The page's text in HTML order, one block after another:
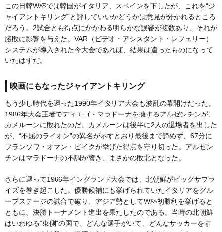
この日韓W杯では韓国がイタリア、スペインを下したが、これを“ジ
ャイアントキリング”と評していいかどうかは意見が分かれるところ
だろう。2試合とも得点にかかわる明らかな誤審が複数あり、それが
勝敗に影響を与えた。VAR（ビデオ・アシスタント・レフェリー）
システムが導入された今大会であれば、結果は違ったものになって
いたはずだ。
映画にもなったジャイアントキリング
もう少し時代を遡った1990年イタリア大会も波乱の幕開けだった。
1986年大会王者でディエゴ・マラドーナを擁するアルゼンチンが、
カメルーンに敗れたのだ。カメルーンは後半に2人の退場者を出した
が、“不屈のライオン”の異名が示すとおり最後まで諦めず、67分に
フランソワ・オマン・ビイクが挙げた得点を守り切った。アルゼン
チンはマラドーナの不調が響き、まさかの敗北となった。
さらに遡って1966年イングランド大会では、北朝鮮がビッグサプラ
イズを巻き起こした。優勝候補にも挙げられていたイタリアをグル
ープステージの試合で破り、アジア勢としてW杯初勝利を挙げると
ともに、決勝トーナメント進出を果たしたのである。当時の北朝鮮
はいわゆる“東側”の国で、どんな選手がいて、どんなサッカーをす